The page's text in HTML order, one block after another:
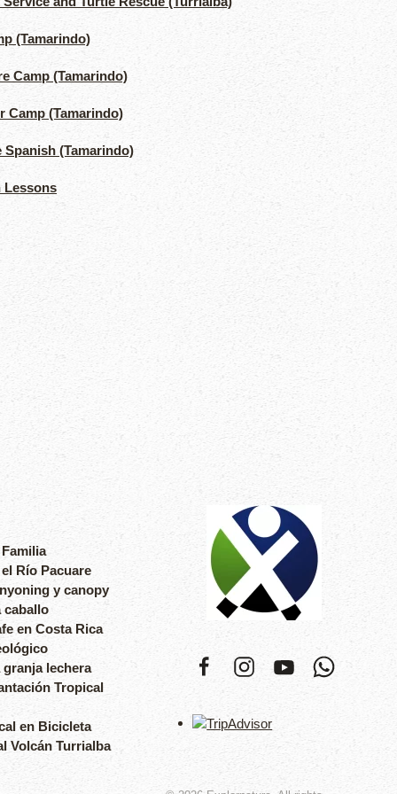
(Tamarindo)
Camp (Tamarindo)
Camp (Tamarindo)
Spanish (Tamarindo)
Lessons
Río Pacuare
y canopy
caballo
en Costa Rica
granja lechera
Tropical
en Bicicleta
Volcán Turrialba